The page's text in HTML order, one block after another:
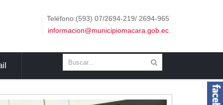
Teléfono:(593) 07/2694-219/ 2694-965
informacion@municipiomacara.gob.ec